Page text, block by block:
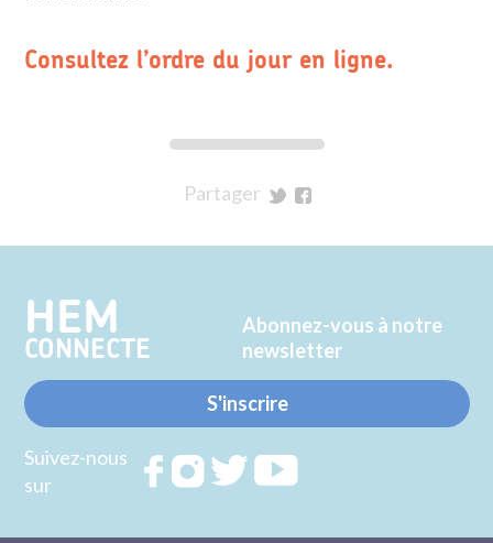
Consultez l’ordre du jour en ligne.
Partager
Twitter
Facebook
HEM
CONNECTE
Abonnez-vous à notre
newsletter
S'inscrire
Suivez-nous
sur
RejoignezRejoignezRejoignez